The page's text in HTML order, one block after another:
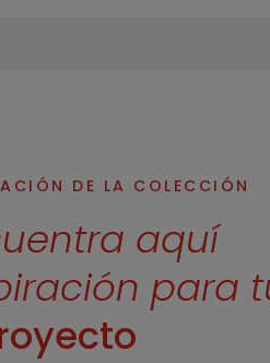
DE LA COLECCIÓN
aquí
para